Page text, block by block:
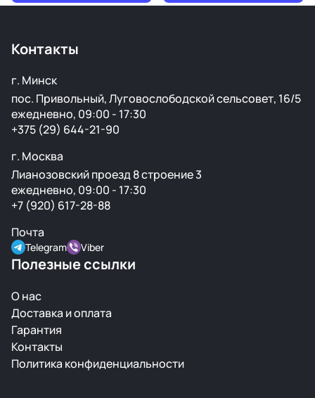
Контакты
г. Минск
пос. Привольный, Луговослободской сельсовет, 16/5
ежедневно, 09:00 - 17:30
+375 (29) 644-21-90
г. Москва
Лианозовский проезд 8 строение 3
ежедневно, 09:00 - 17:30
+7 (920) 617-28-88
Почта
Telegram Viber
Полезные ссылки
О нас
Доставка и оплата
Гарантия
Контакты
Политика конфиденциальности